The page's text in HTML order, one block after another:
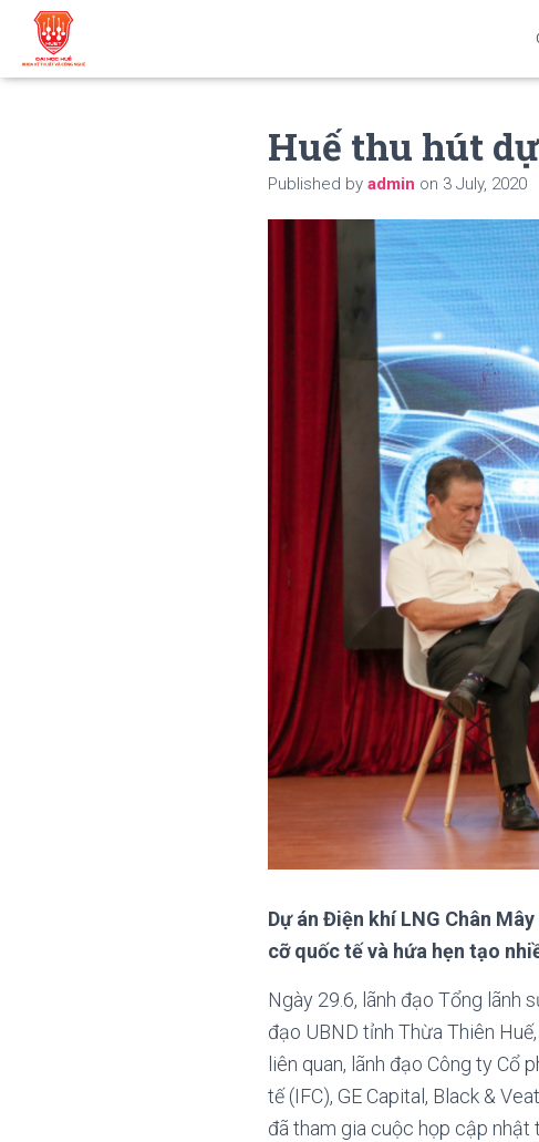
Huế thu hút
Published byadmin on 3 July, 2020
Dự án Điện khí LNG Chân
cỡ quốc tế và hứa hẹn tạo
Ngày 29.6, lãnh đạo Tổng lãnh
đạo UBND tỉnh Thừa Thiên
liên quan, lãnh đạo Công ty Cổ
tế (IFC), GE Capital, Black &
đã tham gia cuộc họp cập nhật